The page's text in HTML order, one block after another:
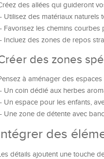
des allées qui guideront
Utilisez des matériaux naturels
Favorisez les chemins courbes
Incluez des zones de repos
des zones
à aménager des
Un coin dédié aux herbes
Un espace pour les enfants,
Une zone de détente avec
des
détails ajoutent une touche